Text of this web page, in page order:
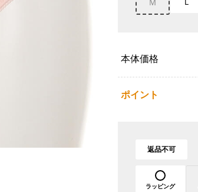
Ｍ
本体価格
ポイント
返品不可
ラッピング